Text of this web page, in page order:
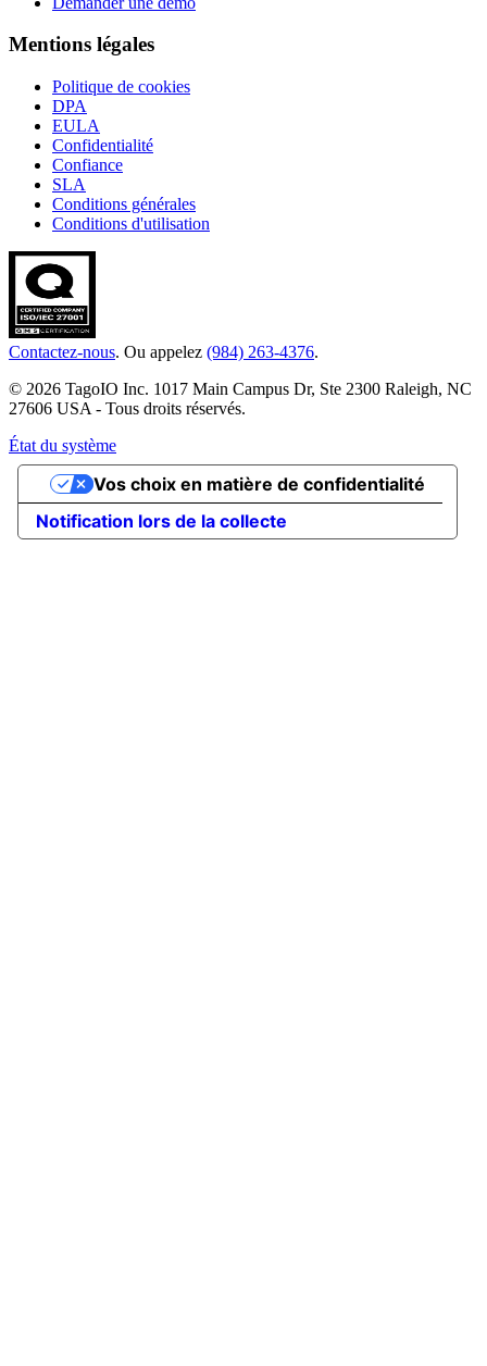
Mentions légales
Politique de cookies
DPA
EULA
Confidentialité
Confiance
SLA
Conditions générales
Conditions d'utilisation
Contactez-nous. Ou appelez (984) 263-4376.
© 2026 TagoIO Inc. 1017 Main Campus Dr, Ste 2300 Raleigh, NC
27606 USA - Tous droits réservés.
État du système
Notification lors de la collecte
Vos choix en matière de confidentialité